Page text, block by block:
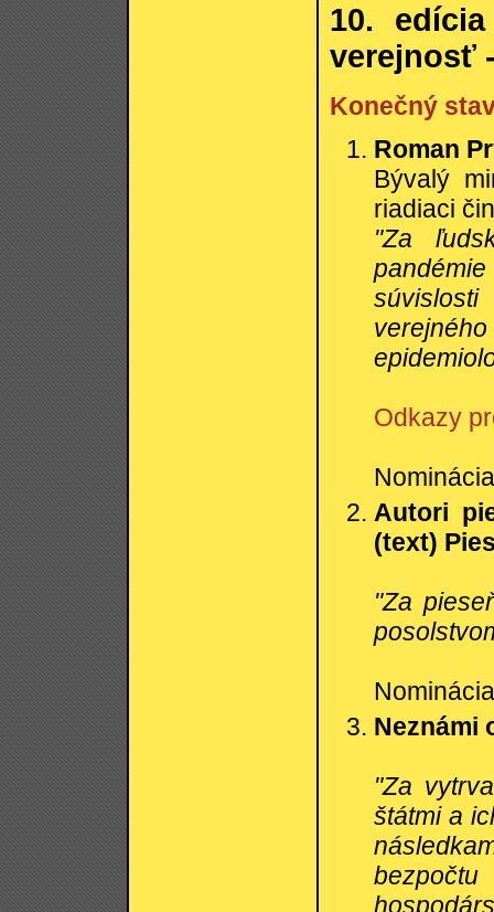
10.
verejnosť
Konečný
Roman
Bývalý
riadiaci
"Za
Odkazy
Autori
(text)
"Za
Neznámi
"Za
štátmi a